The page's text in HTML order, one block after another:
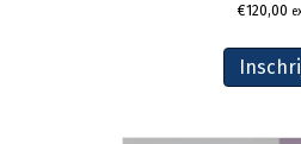
€120,00